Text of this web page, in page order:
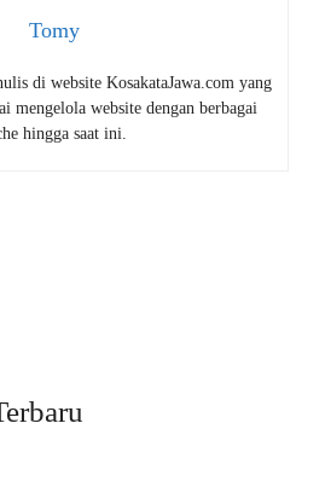
Tomy
di website KosakataJawa.com yang
mengelola website dengan berbagai
hingga saat ini.